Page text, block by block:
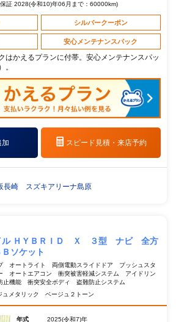
証 2028(令和10)年06月まで：60000km)
シルバークーポン
安心メンテナンスパック
はかえるプランに付帯。安心メンテナンスパッ
。
加 スピード見積・ 来店予約
長崎 スズキアリーナ島原
ル ＨＹＢＲＩＤ Ｘ ３型 ナビ 全方
ソケット
オートライト 両側電動スライドドア プッシュスタ
オートエアコン 衝突被害軽減システム アイドリン
止機能 衝突安全ボディ 盗難防止システム
ュメタリック ベージュ２トーン
年式
2025(令和7)年